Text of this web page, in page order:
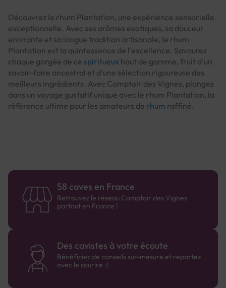
Découvrez le rhum Plantation, une expérience sensorielle
exceptionnelle. Avec ses arômes exotiques, sa douceur
enivrante et sa longue tradition artisanale, le rhum
Plantation est la quintessence de l'excellence. Savourez
chaque gorgée de ce spiritueux haut de gamme, fruit d'un
savoir-faire ancestral et d'une sélection rigoureuse des
meilleurs ingrédients. Avec Comptoir des Vignes, plongez
dans un voyage gustatif unique avec le rhum Plantation, la
référence ultime pour les amateurs de rhum raffiné.
58 caves en France
Retrouvez le réseau Comptoir des Vignes
partout en France !
Des cavistes à votre écoute
Bénéficiez de conseils sur-mesure et repartez
avec le sourire :)